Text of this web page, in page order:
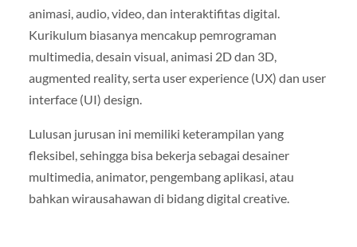
animasi, audio, video, dan interaktifitas digital.
Kurikulum biasanya mencakup pemrograman
multimedia, desain visual, animasi 2D dan 3D,
augmented reality, serta user experience (UX) dan user
interface (UI) design.
Lulusan jurusan ini memiliki keterampilan yang
fleksibel, sehingga bisa bekerja sebagai desainer
multimedia, animator, pengembang aplikasi, atau
bahkan wirausahawan di bidang digital creative.